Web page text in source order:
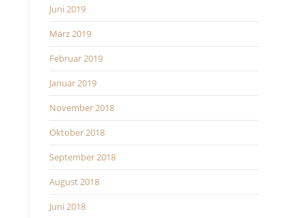
Juni 2019
März 2019
Februar 2019
Januar 2019
November 2018
Oktober 2018
September 2018
August 2018
Juni 2018